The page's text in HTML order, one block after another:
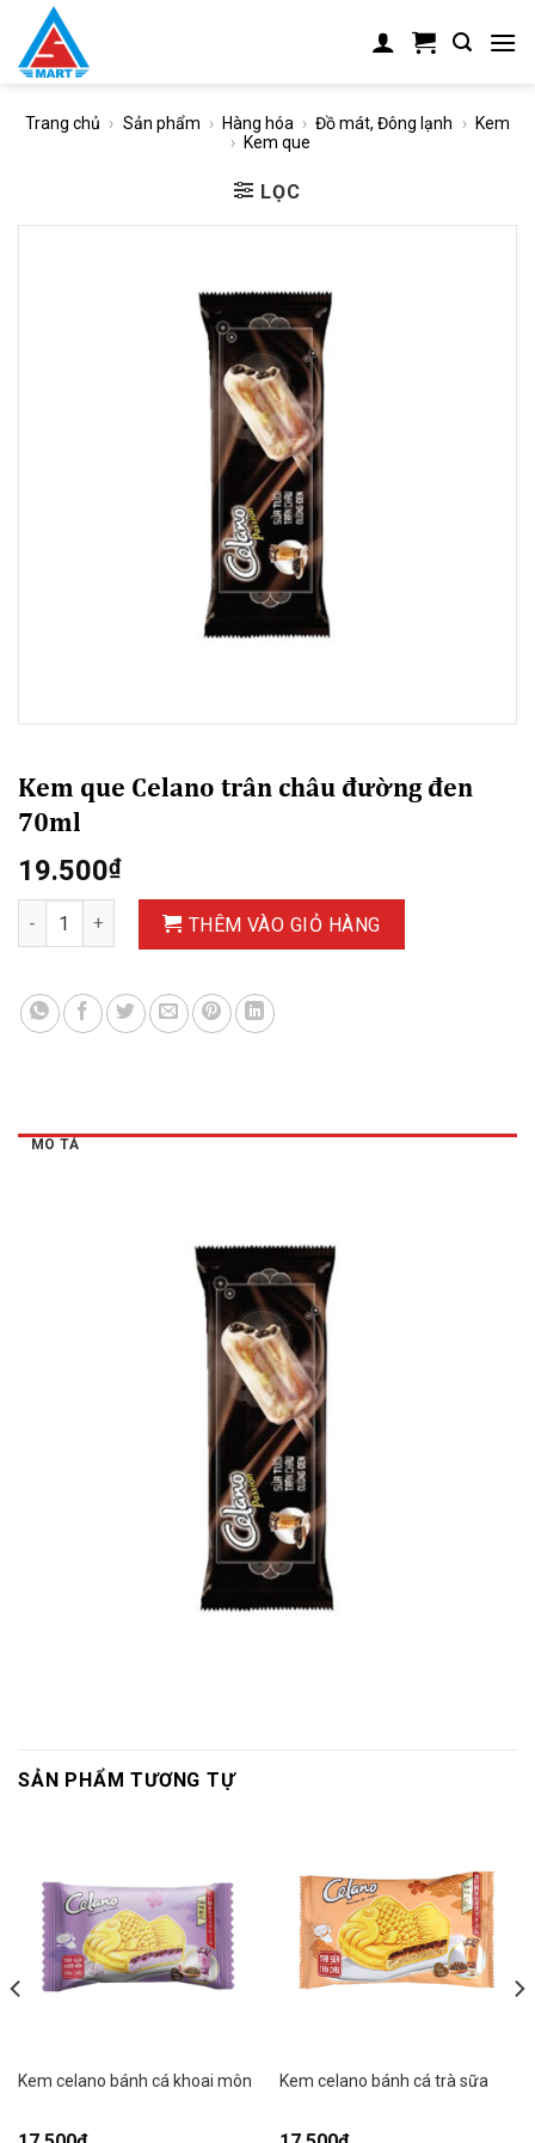
content
Trang chủ › Sản phẩm › Hàng hóa › Đồ mát, Đông lạnh › Kem
› Kem que
LỌC
Kem que Celano trân châu đường đen
70ml
19.500₫
Kem que Celano trân châu đường đen 70ml số lượng
THÊM VÀO GIỎ HÀNG
MÔ TẢ
SẢN PHẨM TƯƠNG TỰ
Kem celano bánh cá khoai môn Kem celano bánh cá trà sữa